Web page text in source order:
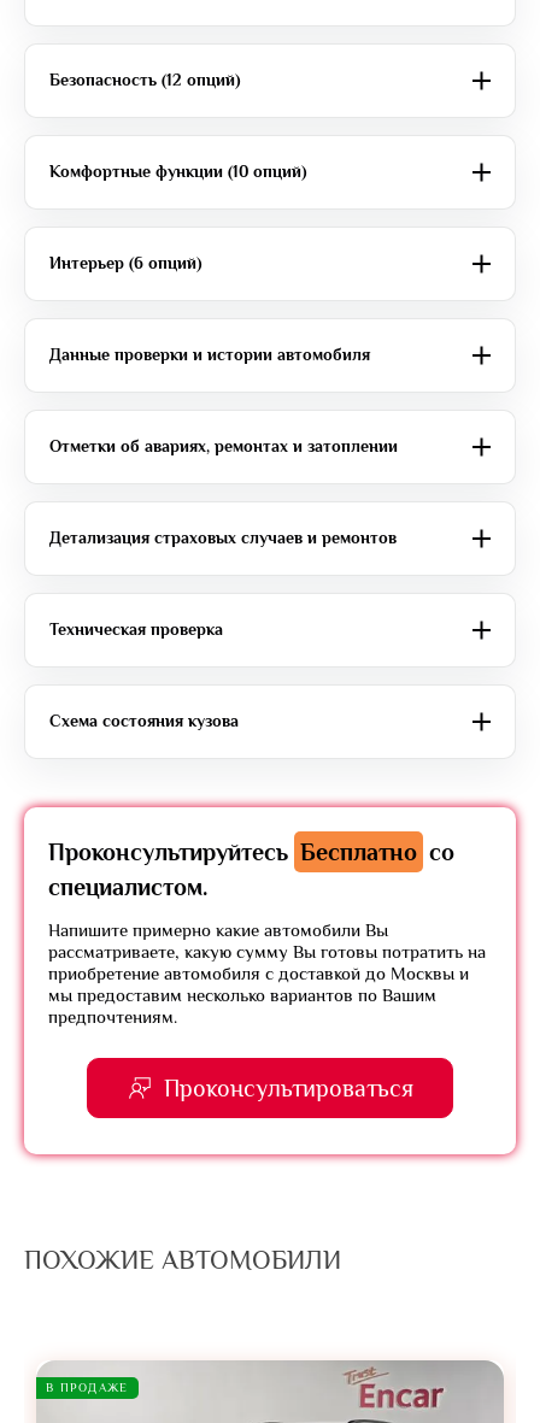
Безопасность (12 опций)
Комфортные функции (10 опций)
Интерьер (6 опций)
Данные проверки и истории автомобиля
Отметки об авариях, ремонтах и затоплении
Детализация страховых случаев и ремонтов
Техническая проверка
Схема состояния кузова
Проконсультируйтесь Бесплатно со
специалистом.
Напишите примерно какие автомобили Вы
рассматриваете, какую сумму Вы готовы потратить на
приобретение автомобиля с доставкой до Москвы и
мы предоставим несколько вариантов по Вашим
предпочтениям.
Проконсультироваться
ПОХОЖИЕ АВТОМОБИЛИ
В ПРОДАЖЕ